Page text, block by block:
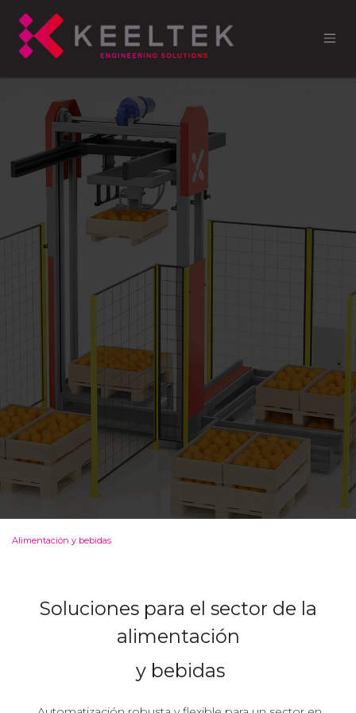
Alimentación y bebidas
Soluciones para el sector de la
alimentación
y bebidas